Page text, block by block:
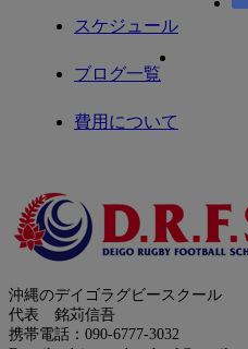
2020年11月
2020年8月
2020年7月
2020年5月
2020年3月
スケジュール
ブログ一覧
費用について
サイトマップ
プライバシーポリシー
沖縄のデイゴラグビースクール
代表 銘苅信吾
携帯電話：090-6777-3032